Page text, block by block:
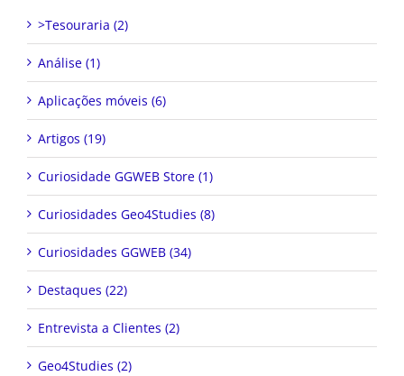
>Tesouraria (2)
Análise (1)
Aplicações móveis (6)
Artigos (19)
Curiosidade GGWEB Store (1)
Curiosidades Geo4Studies (8)
Curiosidades GGWEB (34)
Destaques (22)
Entrevista a Clientes (2)
Geo4Studies (2)